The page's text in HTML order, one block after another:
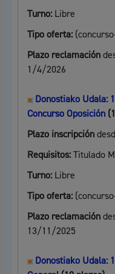
Turno: Libre
Tipo oferta:
Plazo reclamación
1/4/2026
Donostiako Udala:
Concurso Oposición
Plazo inscripción
Requisitos: Titulado
Turno: Libre
Tipo oferta:
Plazo reclamación
13/11/2025
Donostiako Udala: